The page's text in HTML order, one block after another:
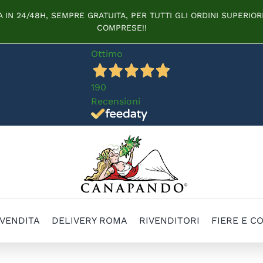
IN 24/48H, SEMPRE GRATUITA, PER TUTTI GLI ORDINI
COMPRESE!!
Ottimo
190
Recensioni
DELIVERY ROMA RIVENDITORI FIERE E